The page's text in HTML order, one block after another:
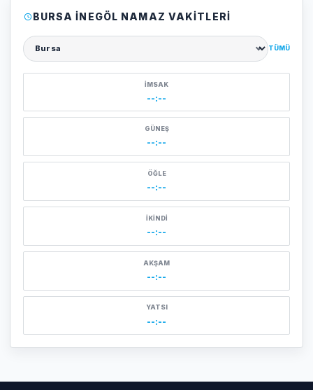
BURSA İNEGÖL NAMAZ VAKITLERI
Şehir seçin
TÜMÜ
İMSAK
--:--
GÜNEŞ
--:--
ÖĞLE
--:--
İKINDI
--:--
AKŞAM
--:--
YATSI
--:--